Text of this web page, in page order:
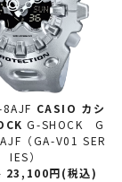
CASIO カシ
G-SHOCK G
（GA-V01 SER
IES）
23,100円(税込)